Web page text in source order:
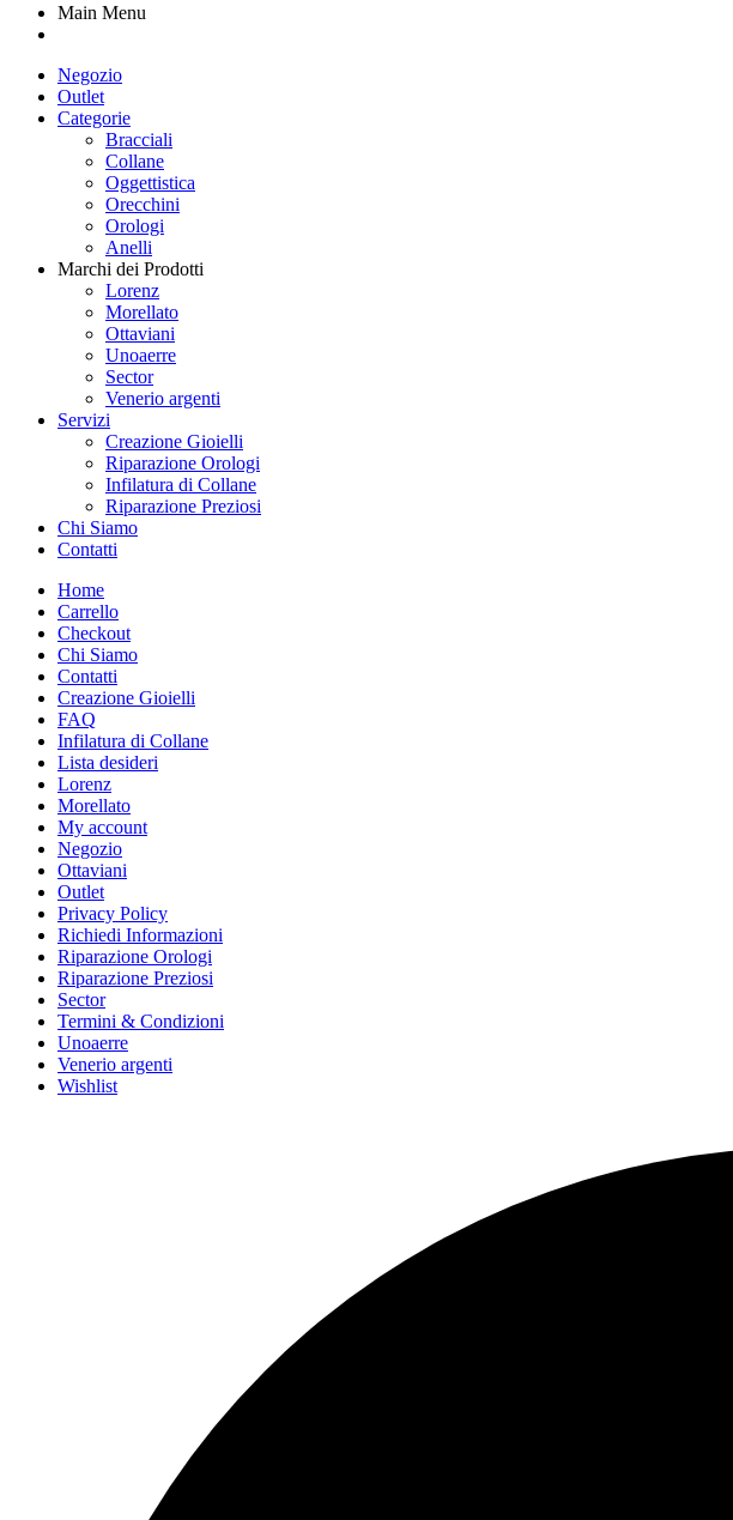
Main Menu
Negozio
Outlet
Categorie
Bracciali
Collane
Oggettistica
Orecchini
Orologi
Anelli
Marchi dei Prodotti
Lorenz
Morellato
Ottaviani
Unoaerre
Sector
Venerio argenti
Servizi
Creazione Gioielli
Riparazione Orologi
Infilatura di Collane
Riparazione Preziosi
Chi Siamo
Contatti
Home
Carrello
Checkout
Chi Siamo
Contatti
Creazione Gioielli
FAQ
Infilatura di Collane
Lista desideri
Lorenz
Morellato
My account
Negozio
Ottaviani
Outlet
Privacy Policy
Richiedi Informazioni
Riparazione Orologi
Riparazione Preziosi
Sector
Termini & Condizioni
Unoaerre
Venerio argenti
Wishlist